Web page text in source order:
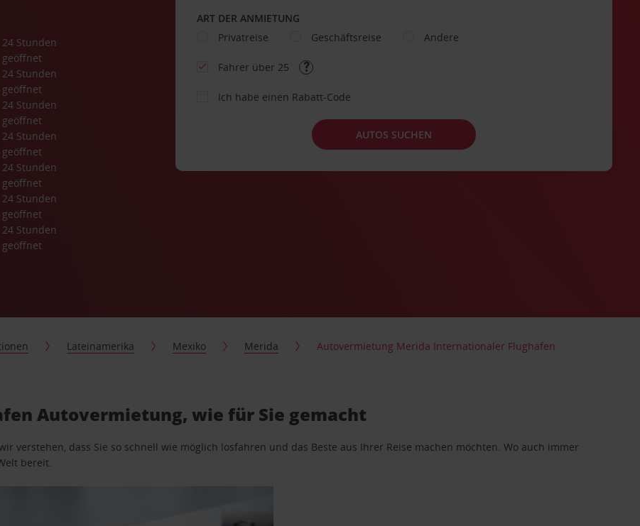
24 Stunden
geöffnet
24 Stunden
geöffnet
24 Stunden
geöffnet
24 Stunden
geöffnet
24 Stunden
geöffnet
24 Stunden
geöffnet
24 Stunden
geöffnet
ART DER ANMIETUNG
Privatreise
Geschäftsreise Andere
Fahrer über 25
Ich habe einen Rabatt-Code
AUTOS SUCHEN
Lateinamerika Mexiko Merida Autovermietung Merida Internationaler Flughafen
Autovermietung, wie für Sie gemacht
verstehen, dass Sie so schnell wie möglich losfahren und das Beste aus Ihrer Reise machen möchten. Wo auch immer
bereit.